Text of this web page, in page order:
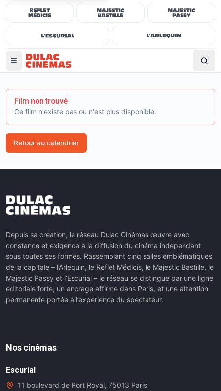
Film non trouvé
Ce film n'existe pas ou n'est plus disponible.
Retour au calendrier
Depuis sa création, le réseau Dulac Cinémas œuvre avec
constance et exigence à la diffusion du cinéma indépendant
sous toutes ses formes. Rassemblant cinq salles emblématiques
de la capitale – l’Arlequin, le Reflet Médicis, le Majestic Bastille, le
Majestic Passy et l’Escurial – le réseau se distingue par une ligne
éditoriale forte, un ancrage affirmé dans Paris, et une attention
permanente portée à l’expérience du spectateur.
Nos cinémas
Escurial
11 boulevard de Port Royal, 75013 Paris